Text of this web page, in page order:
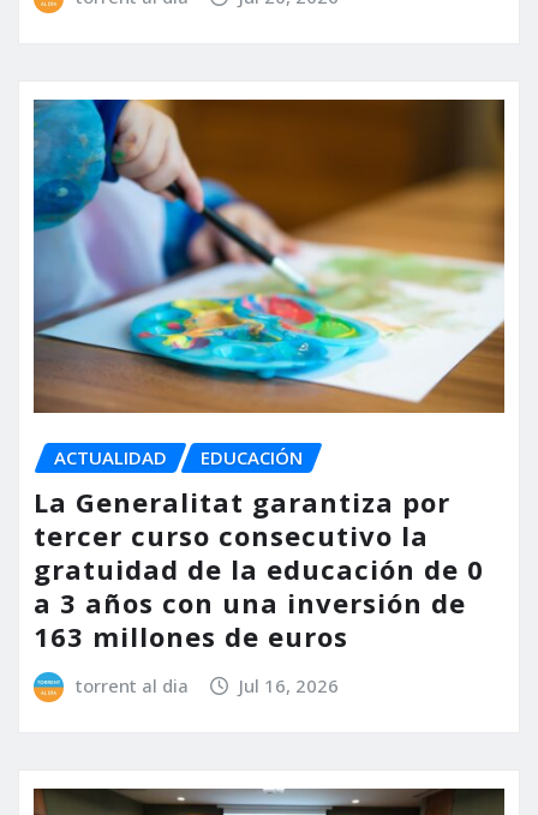
ACTUALIDAD EDUCACIÓN
La Generalitat garantiza por
tercer curso consecutivo la
gratuidad de la educación de 0
a 3 años con una inversión de
163 millones de euros
torrent al dia Jul 16, 2026